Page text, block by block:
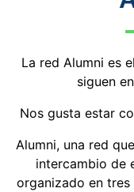
La red Alumni es
siguen
Nos gusta estar
Alumni, una red
intercambio de
organizado en